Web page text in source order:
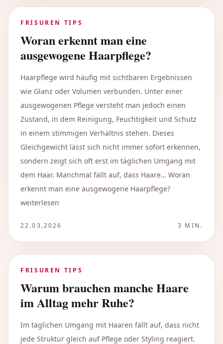
FRISUREN TIPS
Woran erkennt man eine
ausgewogene Haarpflege?
Haarpflege wird häufig mit sichtbaren Ergebnissen
wie Glanz oder Volumen verbunden. Unter einer
ausgewogenen Pflege versteht man jedoch einen
Zustand, in dem Reinigung, Feuchtigkeit und Schutz
in einem stimmigen Verhältnis stehen. Dieses
Gleichgewicht lässt sich nicht immer sofort erkennen,
sondern zeigt sich oft erst im täglichen Umgang mit
dem Haar. Manchmal fällt auf, dass Haare… Woran
erkennt man eine ausgewogene Haarpflege?
weiterlesen
22.03.2026 3 MIN.
FRISUREN TIPS
Warum brauchen manche Haare
im Alltag mehr Ruhe?
Im täglichen Umgang mit Haaren fällt auf, dass nicht
jede Struktur gleich auf Pflege oder Styling reagiert.